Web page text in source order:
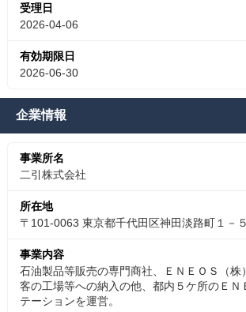
受理日
2026-04-06
有効期限日
2026-06-30
企業情報
事業所名
二引株式会社
所在地
〒101-0063 東京都千代田区神田淡路町１－５
事業内容
石油製品等販売の専門商社、ＥＮＥＯＳ（株
客の工場等への納入の他、都内５ケ所のＥＮ
テーションを運営。